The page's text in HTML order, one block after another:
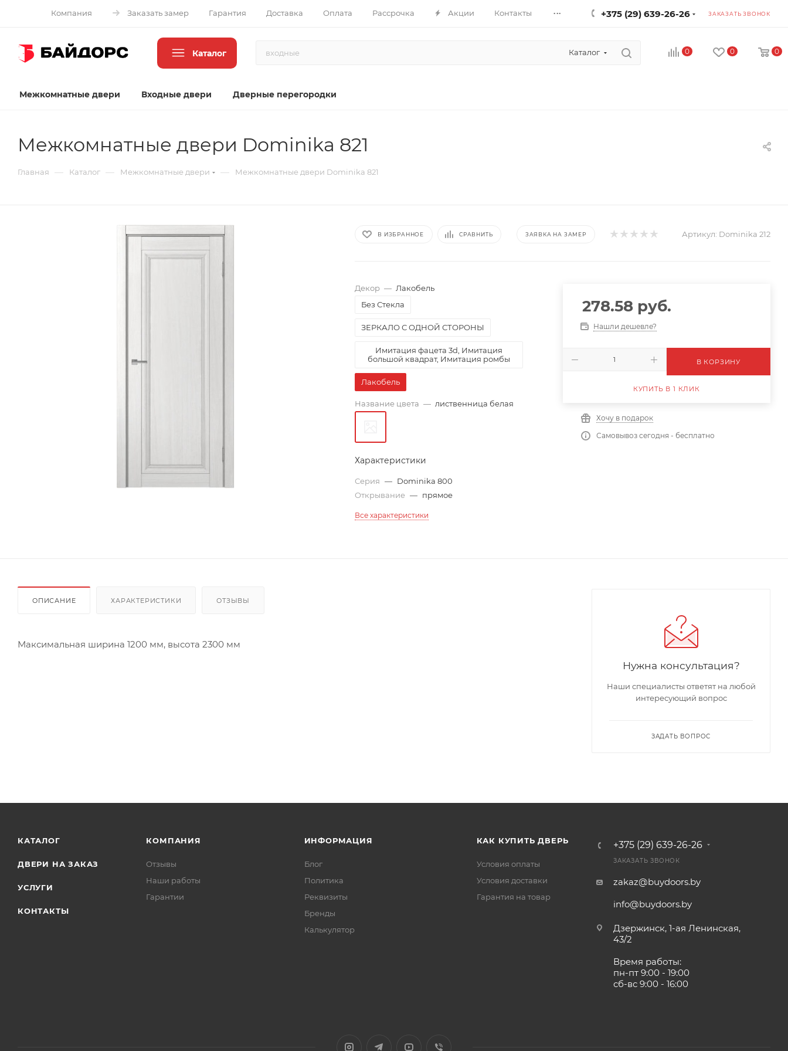
Компания Заказать замер Гарантия Доставка Оплата Рассрочка Акции Контакты ... +375 (29) 639-26-26 ЗАКАЗАТЬ ЗВОНОК
Каталог Каталог 0 0 0
Межкомнатные двери Входные двери Дверные перегородки
Межкомнатные двери Dominika 821
Главная — Каталог — Межкомнатные двери — Межкомнатные двери Dominika 821
В ИЗБРАННОЕ СРАВНИТЬ ЗАЯВКА НА ЗАМЕР Артикул: Dominika 212
Декор — Лакобель
Без Стекла
ЗЕРКАЛО С ОДНОЙ СТОРОНЫ
Имитация фацета 3d, Имитация
большой квадрат, Имитация ромбы
Лакобель
Название цвета — лиственница белая
Характеристики
Серия — Dominika 800
Открывание — прямое
Все характеристики
278.58руб.
Нашли дешевле?
В КОРЗИНУ
КУПИТЬ В 1 КЛИК
Хочу в подарок
Самовывоз сегодня - бесплатно
ОПИСАНИЕ ХАРАКТЕРИСТИКИ ОТЗЫВЫ
Максимальная ширина 1200 мм, высота 2300 мм
Нужна консультация?
Наши специалисты ответят на любой
интересующий вопрос
ЗАДАТЬ ВОПРОС
КАТАЛОГ
ДВЕРИ НА ЗАКАЗ
УСЛУГИ
КОНТАКТЫ
КОМПАНИЯ
Отзывы
Наши работы
Гарантии
ИНФОРМАЦИЯ
Блог
Политика
Реквизиты
Бренды
Калькулятор
КАК КУПИТЬ ДВЕРЬ
Условия оплаты
Условия доставки
Гарантия на товар
+375 (29) 639-26-26
ЗАКАЗАТЬ ЗВОНОК
zakaz@buydoors.by
info@buydoors.by
Дзержинск, 1-ая Ленинская,
43/2
Время работы:
пн-пт 9:00 - 19:00
сб-вс 9:00 - 16:00